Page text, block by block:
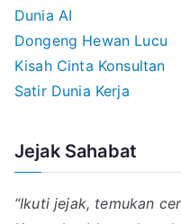
Dunia AI
Dongeng Hewan Lucu
Kisah Cinta Konsultan
Satir Dunia Kerja
Jejak Sahabat
“Ikuti jejak, temukan